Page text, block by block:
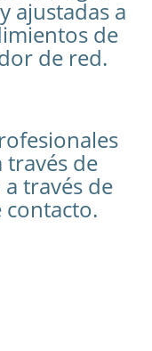
ajustadas a
de
de red.
través de
a través de